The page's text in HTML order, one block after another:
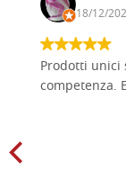
18/12/
Prodotti unici
competenza.